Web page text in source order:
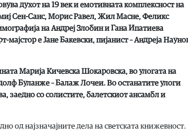
духот на 19 век и емотивната комплексност на
Сен-Санс, Морис Равел, Жил Масне, Феликс
на Андреј Злобин и Гана Ипатиева
мајстор еЈане Бакевски, пијанист – Андреја
Марија Кичевска Шокаровска, во улогата на
Буланже – Балаж Лочеи. Во останатите улоги
заедно со солистите, балетскиот ансамбл и
од најзначајните дела на светската книжевност.